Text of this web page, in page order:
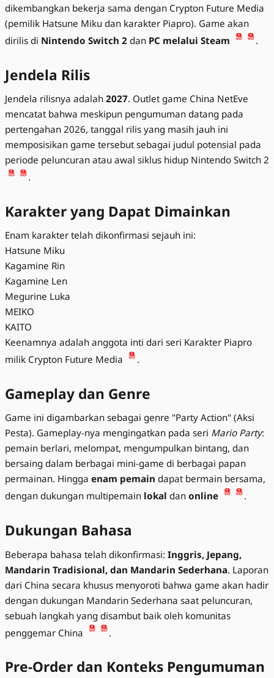
dikembangkan bekerja sama dengan Crypton Future Media
(pemilik Hatsune Miku dan karakter Piapro). Game akan
dirilis di Nintendo Switch 2 dan PC melalui Steam .
Jendela Rilis
Jendela rilisnya adalah 2027. Outlet game China NetEve
mencatat bahwa meskipun pengumuman datang pada
pertengahan 2026, tanggal rilis yang masih jauh ini
memposisikan game tersebut sebagai judul potensial pada
periode peluncuran atau awal siklus hidup Nintendo Switch 2
.
Karakter yang Dapat Dimainkan
Enam karakter telah dikonfirmasi sejauh ini:
Hatsune Miku
Kagamine Rin
Kagamine Len
Megurine Luka
MEIKO
KAITO
Keenamnya adalah anggota inti dari seri Karakter Piapro
milik Crypton Future Media
.
Gameplay dan Genre
Game ini digambarkan sebagai genre "Party Action" (Aksi
Pesta). Gameplay-nya mengingatkan pada seri Mario Party:
pemain berlari, melompat, mengumpulkan bintang, dan
bersaing dalam berbagai mini-game di berbagai papan
permainan. Hingga enam pemain dapat bermain bersama,
dengan dukungan multipemain lokal dan online .
Dukungan Bahasa
Beberapa bahasa telah dikonfirmasi: Inggris, Jepang,
Mandarin Tradisional, dan Mandarin Sederhana. Laporan
dari China secara khusus menyoroti bahwa game akan hadir
dengan dukungan Mandarin Sederhana saat peluncuran,
sebuah langkah yang disambut baik oleh komunitas
penggemar China
.
Pre-Order dan Konteks Pengumuman